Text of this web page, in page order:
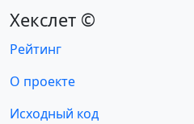
Хекслет ©
Рейтинг
О проекте
Исходный код